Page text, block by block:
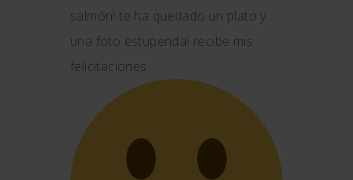
salmón! te ha quedado un plato y
una foto estupenda! recibe mis
felicitaciones